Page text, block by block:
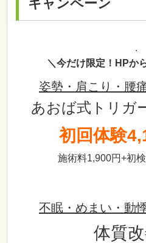
キャンペーン
.
＼今だけ限定！HPか
姿勢・肩こり・腰
あおば式トリガ
初回体験
施術料1,900円+初
不眠・めまい・動
体質